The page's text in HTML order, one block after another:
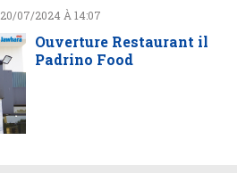
20/07/2024 À 14:07
Ouverture Restaurant il
Padrino Food